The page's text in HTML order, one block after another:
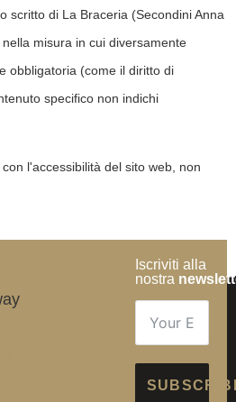
scritto di La Braceria (Secondini Anna
misura in cui diversamente
obbligatoria (come il diritto di
specifico non indichi
l'accessibilità del sito web, non
Iscriviti alla
nostra